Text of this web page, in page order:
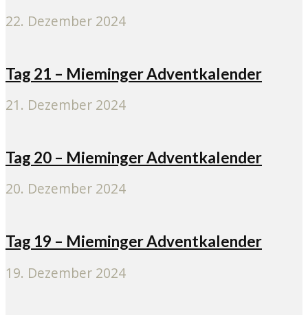
22. Dezember 2024
Tag 21 – Mieminger Adventkalender
21. Dezember 2024
Tag 20 – Mieminger Adventkalender
20. Dezember 2024
Tag 19 – Mieminger Adventkalender
19. Dezember 2024